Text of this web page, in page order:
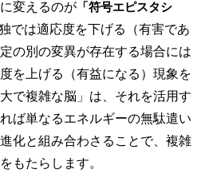
変えるのが 「符号エピスタシ
では適応度を下げる（有害であ
の別の変異が存在する場合には
を上げる（有益になる）現象を
で複雑な脳」は、それを活用す
ば単なるエネルギーの無駄遣い
化と組み合わさることで、複雑
もたらします。